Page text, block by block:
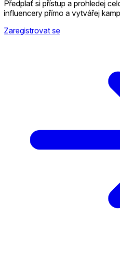
Předplať si přístup a prohledej
influencery přímo a vytvářej
Zaregistrovat se